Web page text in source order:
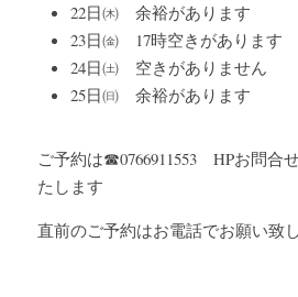
22日㈭　余裕があります
23日㈮　17時空きがあります
24日㈯　空きがありません
25日㈰　余裕があります
ご予約は☎0766911553　HPお問合
たします
直前のご予約はお電話でお願い致し